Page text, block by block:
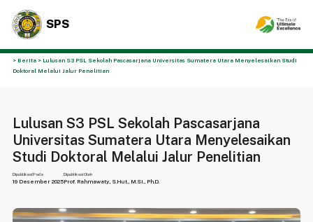
SPS
> Berita > Lulusan S3 PSL Sekolah Pascasarjana Universitas Sumatera Utara Menyelesaikan Studi
Doktoral Melalui Jalur Penelitian
Lulusan S3 PSL Sekolah Pascasarjana
Universitas Sumatera Utara Menyelesaikan
Studi Doktoral Melalui Jalur Penelitian
Dipublikasi Pada
19 Desember 2025
Dipublikasi Oleh
Prof. Rahmawaty, S.Hut., M.Si., Ph.D.